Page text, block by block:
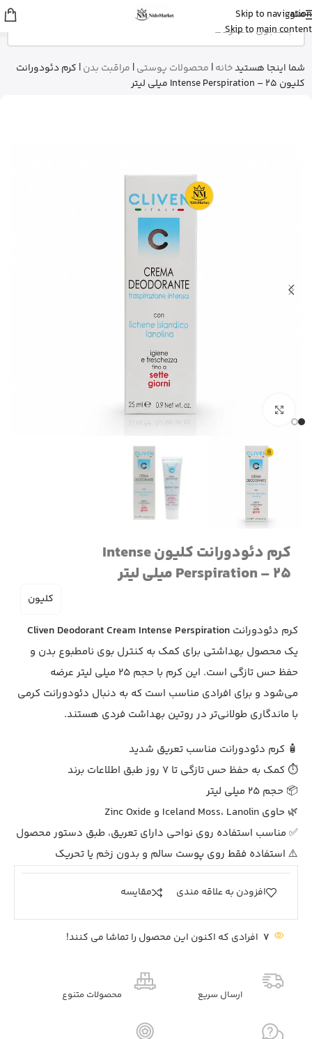
Skip to navigation
Skip to main content
منو
شما اینجا هستیدخانه| محصولات پوستی| مراقبت بدن| کرم دئودورانت
کلیون Intense Perspiration – 25 میلی لیتر
برای بزرگنمایی کلیک کنید
کرم دئودورانت کلیون Intense
Perspiration – 25 میلی لیتر
کلیون
کرم دئودورانت Cliven Deodorant Cream Intense Perspiration
یک محصول بهداشتی برای کمک به کنترل بوی نامطبوع بدن و
حفظ حس تازگی است. این کرم با حجم 25 میلی لیتر عرضه
می‌شود و برای افرادی مناسب است که به دنبال دئودورانت کرمی
با ماندگاری طولانی‌تر در روتین بهداشت فردی هستند.
🧴 کرم دئودورانت مناسب تعریق شدید
⏱ کمک به حفظ حس تازگی تا 7 روز طبق اطلاعات برند
📦 حجم 25 میلی لیتر
🌿 حاوی Iceland Moss، Lanolin و Zinc Oxide
✅ مناسب استفاده روی نواحی دارای تعریق، طبق دستور محصول
⚠️ استفاده فقط روی پوست سالم و بدون زخم یا تحریک
افزودن به علاقه مندی مقايسه
7 افرادی که اکنون این محصول را تماشا می کنند!
ارسال سریع محصولات متنوع
علیاز ساری
بالم سیکاپلاست لاروش پوزای رو خرید
15 دقیقه پیش